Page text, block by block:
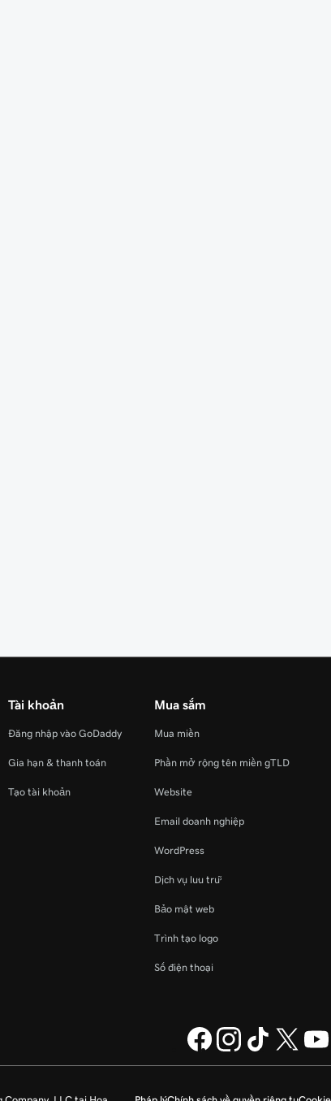
Tài khoản
Đăng nhập vào GoDaddy
Gia hạn & thanh toán
Tạo tài khoản
Mua sắm
Mua miền
Phần mở rộng tên miền gTLD
Website
Email doanh nghiệp
WordPress
Dịch vụ lưu trữ
Bảo mật web
Trình tạo logo
Số điện thoại